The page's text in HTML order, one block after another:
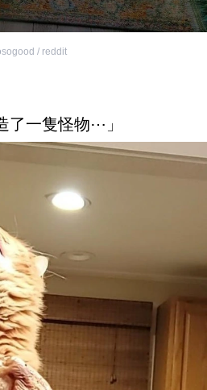
/ reddit
了一隻怪物⋯」